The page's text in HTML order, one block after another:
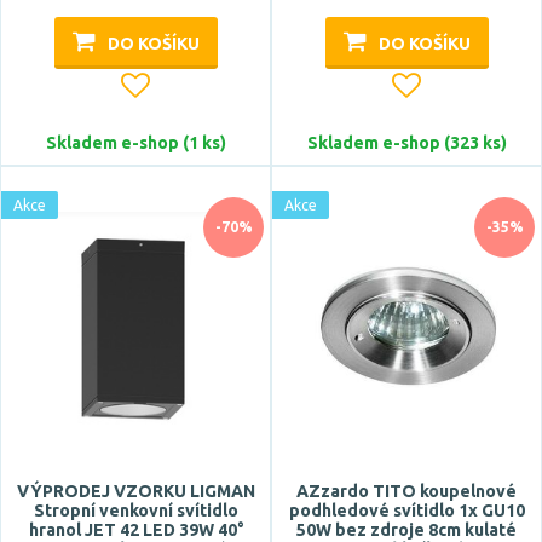
Patice
GU5,3
Zobrazit více
ano
ne
DO KOŠÍKU
Skladem e-shop (1 ks)
DO KOŠÍKU
Skladem e-shop (323 ks)
-70%
Akce
VÝPRODEJ VZORKU LIGMAN
Stropní venkovní svítidlo
hranol JET 42 LED 39W 40°
-35%
Akce
AZzardo TITO koupelnové
podhledové svítidlo 1x GU10
50W bez zdroje 8cm kulaté